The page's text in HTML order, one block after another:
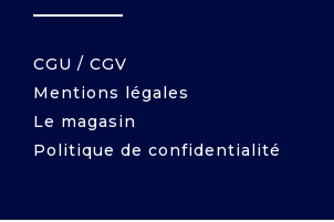
CGU / CGV
Mentions légales
Le magasin
Politique de confidentialité